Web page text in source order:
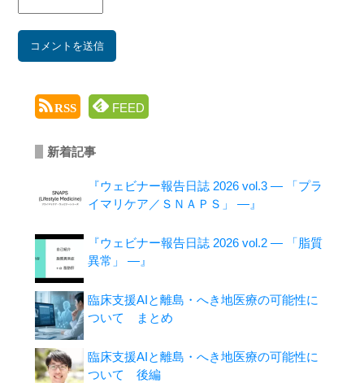
RSS FEED
新着記事
『ウェビナー報告日誌 2026 vol.3 ― 「プラ
イマリケア／ＳＮＡＰＳ」 ―』
『ウェビナー報告日誌 2026 vol.2 ― 「脂質
異常」 ―』
臨床支援AIと離島・へき地医療の可能性に
ついて まとめ
臨床支援AIと離島・へき地医療の可能性に
ついて 後編